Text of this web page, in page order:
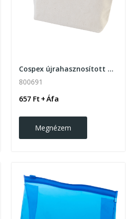
Cospex újrahasznosított pamut kozmetikai táska
800691
657 Ft + Áfa
Megnézem